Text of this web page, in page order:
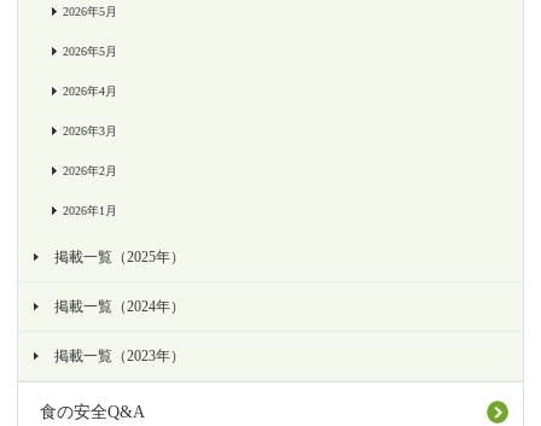
2026年5月
2026年5月
2026年4月
2026年3月
2026年2月
2026年1月
掲載一覧（2025年）
掲載一覧（2024年）
掲載一覧（2023年）
食の安全Q&A